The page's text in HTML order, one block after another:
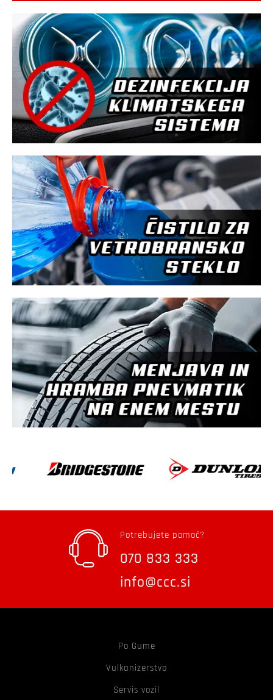
Potrebujete pomoč?
070 833 333
info@ccc.si
Po Gume
Vulkanizerstvo
Servis vozil